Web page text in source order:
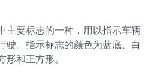
主要标志的一种，用以指示车辆
驶。指示标志的颜色为蓝底、白
和正方形。